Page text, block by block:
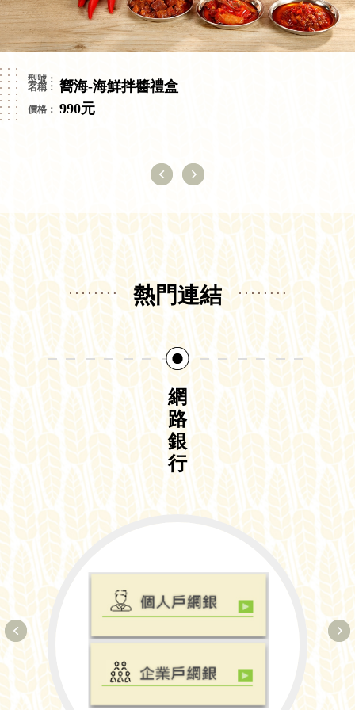
嚮海-海鮮拌醬禮盒
990元
熱門連結
網
路
銀
行